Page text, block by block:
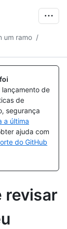
um ramo /
lançamento de
de
segurança
a última
ajuda com
do GitHub
revisar